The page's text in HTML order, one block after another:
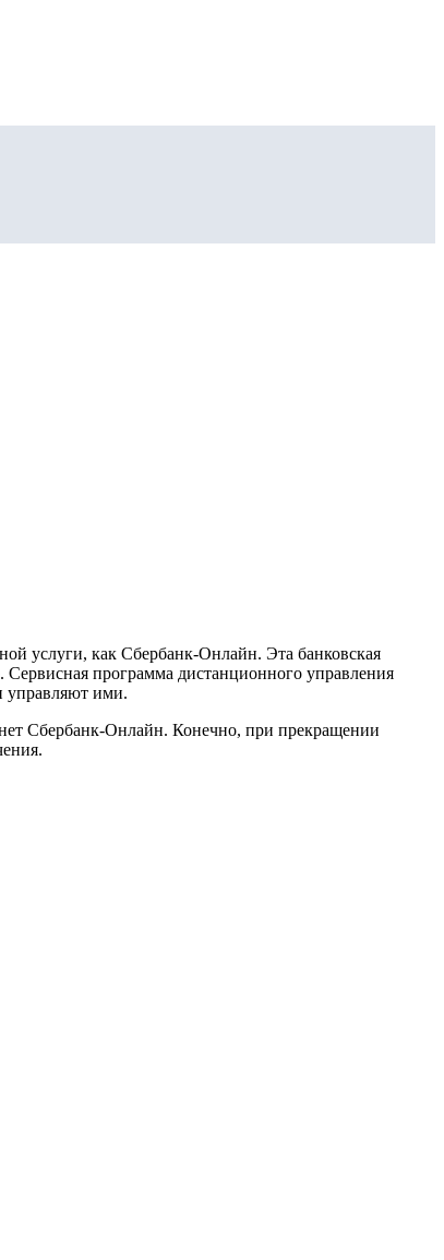
услуги, как Сбербанк-Онлайн. Эта банковская
программа дистанционного управления
управляют ими.
Сбербанк-Онлайн. Конечно, при прекращении